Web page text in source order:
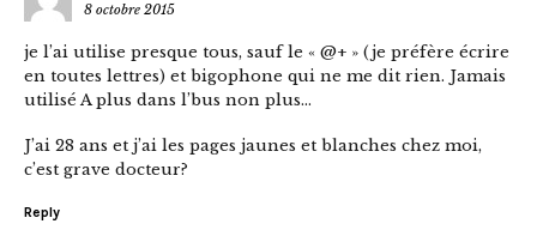
8 octobre 2015
je l’ai utilise presque tous, sauf le « @+ » (je préfère écrire
en toutes lettres) et bigophone qui ne me dit rien. Jamais
utilisé A plus dans l’bus non plus…
J’ai 28 ans et j’ai les pages jaunes et blanches chez moi,
c’est grave docteur?
Reply